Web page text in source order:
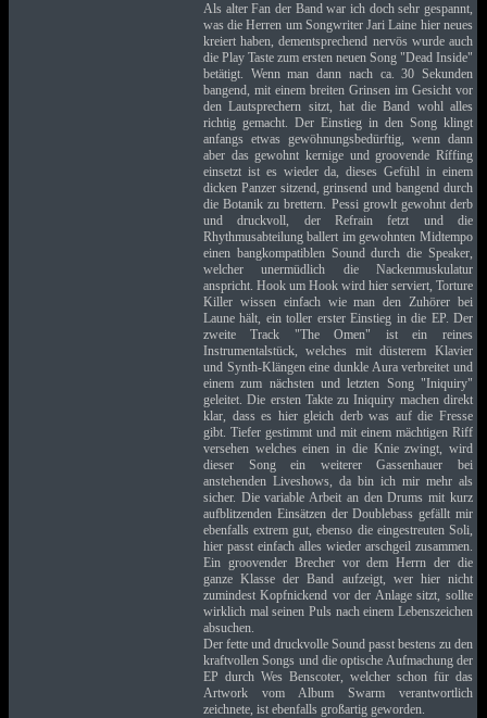
Als alter Fan der Band war ich doch sehr gespannt,
was die Herren um Songwriter Jari Laine hier neues
kreiert haben, dementsprechend nervös wurde auch
die Play Taste zum ersten neuen Song "Dead Inside"
betätigt. Wenn man dann nach ca. 30 Sekunden
bangend, mit einem breiten Grinsen im Gesicht vor
den Lautsprechern sitzt, hat die Band wohl alles
richtig gemacht. Der Einstieg in den Song klingt
anfangs etwas gewöhnungsbedürftig, wenn dann
aber das gewohnt kernige und groovende Ríffing
einsetzt ist es wieder da, dieses Gefühl in einem
dicken Panzer sitzend, grinsend und bangend durch
die Botanik zu brettern. Pessi growlt gewohnt derb
und druckvoll, der Refrain fetzt und die
Rhythmusabteilung ballert im gewohnten Midtempo
einen bangkompatiblen Sound durch die Speaker,
welcher unermüdlich die Nackenmuskulatur
anspricht. Hook um Hook wird hier serviert, Torture
Killer wissen einfach wie man den Zuhörer bei
Laune hält, ein toller erster Einstieg in die EP. Der
zweite Track "The Omen" ist ein reines
Instrumentalstück, welches mit düsterem Klavier
und Synth-Klängen eine dunkle Aura verbreitet und
einem zum nächsten und letzten Song "Iniquiry"
geleitet. Die ersten Takte zu Iniquiry machen direkt
klar, dass es hier gleich derb was auf die Fresse
gibt. Tiefer gestimmt und mit einem mächtigen Riff
versehen welches einen in die Knie zwingt, wird
dieser Song ein weiterer Gassenhauer bei
anstehenden Liveshows, da bin ich mir mehr als
sicher. Die variable Arbeit an den Drums mit kurz
aufblitzenden Einsätzen der Doublebass gefällt mir
ebenfalls extrem gut, ebenso die eingestreuten Soli,
hier passt einfach alles wieder arschgeil zusammen.
Ein groovender Brecher vor dem Herrn der die
ganze Klasse der Band aufzeigt, wer hier nicht
zumindest Kopfnickend vor der Anlage sitzt, sollte
wirklich mal seinen Puls nach einem Lebenszeichen
absuchen.
Der fette und druckvolle Sound passt bestens zu den
kraftvollen Songs und die optische Aufmachung der
EP durch Wes Benscoter, welcher schon für das
Artwork vom Album Swarm verantwortlich
zeichnete, ist ebenfalls großartig geworden.